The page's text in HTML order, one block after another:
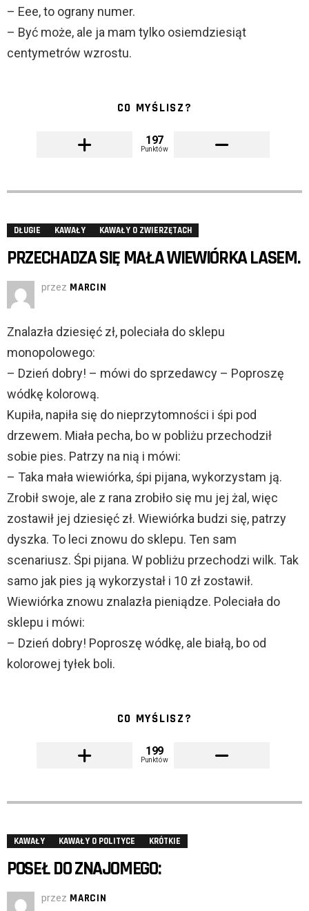
– Eee, to ograny numer.
– Być może, ale ja mam tylko osiemdziesiąt
centymetrów wzrostu.
CO MYŚLISZ?
197
Punktów
DŁUGIE KAWAŁY KAWAŁY O ZWIERZĘTACH
PRZECHADZA SIĘ MAŁA WIEWIÓRKA LASEM.
przez MARCIN
Znalazła dziesięć zł, poleciała do sklepu
monopolowego:
– Dzień dobry! – mówi do sprzedawcy – Poproszę
wódkę kolorową.
Kupiła, napiła się do nieprzytomności i śpi pod
drzewem. Miała pecha, bo w pobliżu przechodził
sobie pies. Patrzy na nią i mówi:
– Taka mała wiewiórka, śpi pijana, wykorzystam ją.
Zrobił swoje, ale z rana zrobiło się mu jej żal, więc
zostawił jej dziesięć zł. Wiewiórka budzi się, patrzy
dyszka. To leci znowu do sklepu. Ten sam
scenariusz. Śpi pijana. W pobliżu przechodzi wilk. Tak
samo jak pies ją wykorzystał i 10 zł zostawił.
Wiewiórka znowu znalazła pieniądze. Poleciała do
sklepu i mówi:
– Dzień dobry! Poproszę wódkę, ale białą, bo od
kolorowej tyłek boli.
CO MYŚLISZ?
199
Punktów
KAWAŁY KAWAŁY O POLITYCE KRÓTKIE
POSEŁ DO ZNAJOMEGO:
przez MARCIN